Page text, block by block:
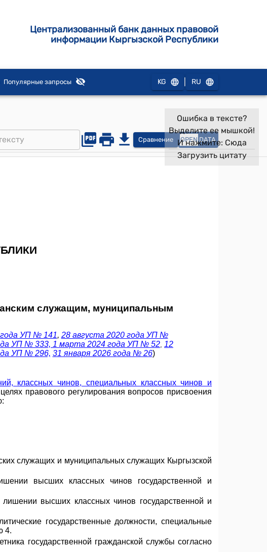
Централизованный банк данных правовой
информации Кыргызской Республики
Популярные запросы KG RU
Сравнение OPEN DATA
Ошибка в тексте?
Выделите ее мышкой!
И нажмите: Сюда
Загрузить цитату